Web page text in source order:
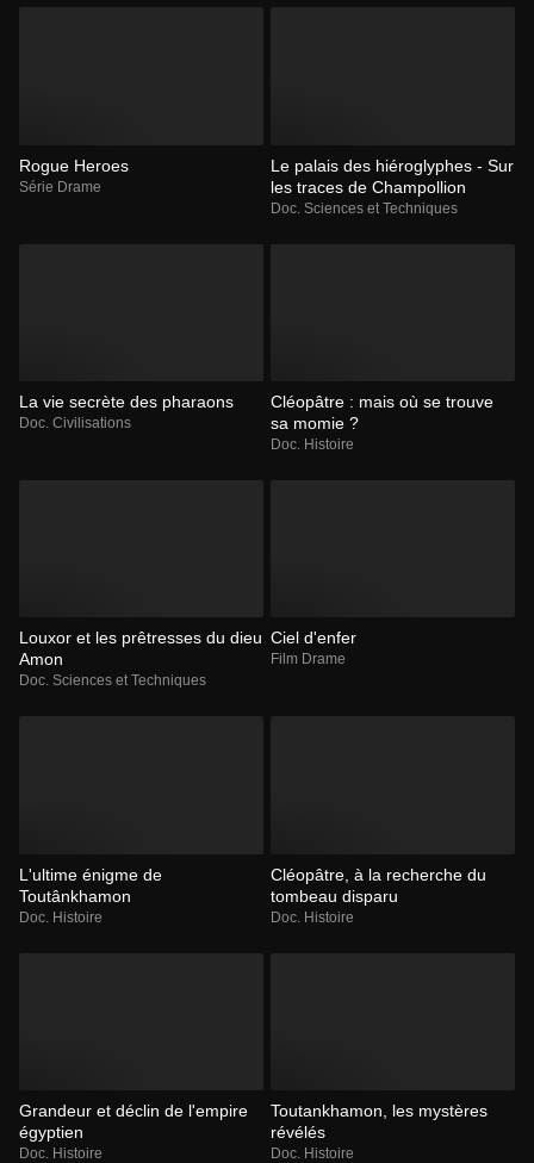
Rogue Heroes
Série Drame
Le palais des hiéroglyphes - Sur
les traces de Champollion
Doc. Sciences et Techniques
La vie secrète des pharaons
Doc. Civilisations
Cléopâtre : mais où se trouve
sa momie ?
Doc. Histoire
Louxor et les prêtresses du dieu
Amon
Doc. Sciences et Techniques
Ciel d'enfer
Film Drame
L'ultime énigme de
Toutânkhamon
Doc. Histoire
Cléopâtre, à la recherche du
tombeau disparu
Doc. Histoire
Grandeur et déclin de l'empire
égyptien
Doc. Histoire
Toutankhamon, les mystères
révélés
Doc. Histoire